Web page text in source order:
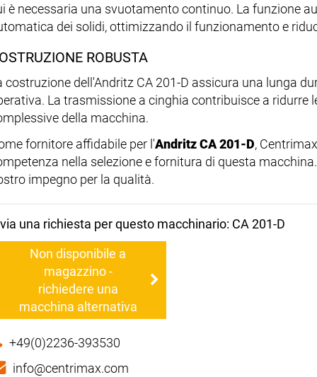
è necessaria una svuotamento continuo. La funzione
dei solidi, ottimizzando il funzionamento e
ROBUSTA
costruzione dell'Andritz CA 201-D assicura una lunga
La trasmissione a cinghia contribuisce a ridurre
della macchina.
fornitore affidabile per l'Andritz CA 201-D,
nella selezione e fornitura di questa
impegno per la qualità.
una richiesta per questo macchinario: CA 201-D
Non disponibile a
magazzino -
richiedere una
macchina alternativa
+49(0)2236-393530
info@centrimax.com